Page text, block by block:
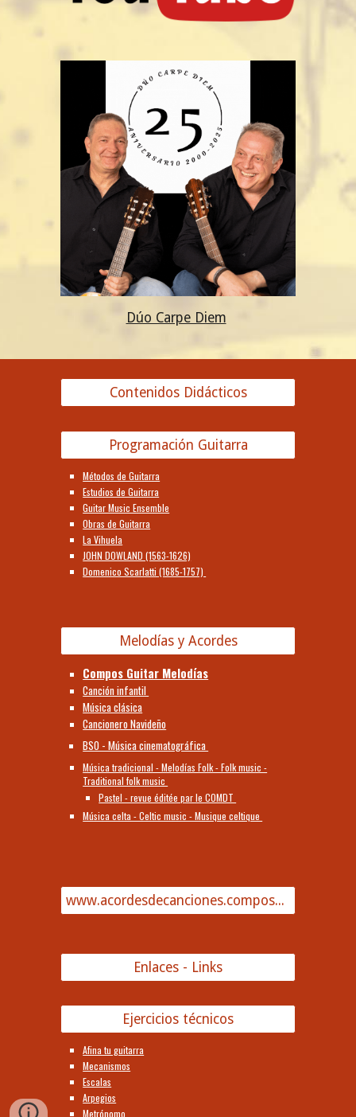
Dúo Carpe Diem
Contenidos Didácticos
Programación Guitarra
Métodos de Guitarra
Estudios de Guitarra
Guitar Music Ensemble
Obras de Guitarra
La Vihuela
JOHN DOWLAND (1563-1626)
Domenico Scarlatti (1685-1757)
Melodías y Acordes
Compos Guitar Melodías
Canción infantil
Música clásica
Cancionero Navideño
BSO - Música cinematográfica
Música tradicional - Melodías Folk - Folk music -
Traditional folk music
Pastel - revue éditée par le COMDT
Música celta - Celtic music - Musique celtique
www.acordesdecanciones.composguitar.es
Enlaces - Links
Ejercicios técnicos
Afina tu guitarra
Mecanismos
Escalas
Arpegios
Metrónomo